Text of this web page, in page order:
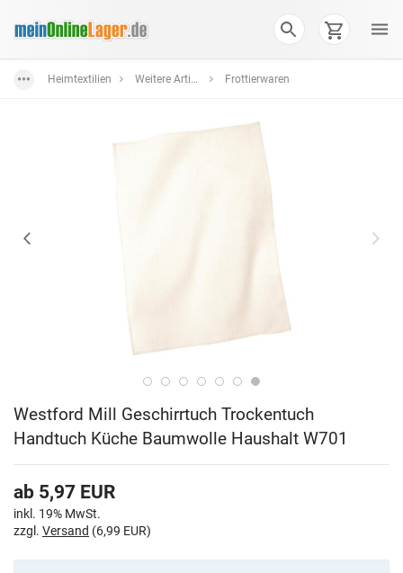
Heimtextilien Weitere Artikel Frottierwaren
Westford Mill Geschirrtuch Trockentuch
Handtuch Küche Baumwolle Haushalt W701
ab 5,97 EUR
inkl. 19% MwSt.
zzgl. Versand (6,99 EUR)